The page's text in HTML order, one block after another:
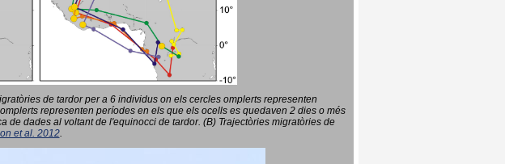
de tardor per a 6 individus on els cercles omplerts representen
representen períodes en els que els ocells es quedaven 2 dies o més
de dades al voltant de l'equinocci de tardor. (B) Trajectòries migratòries de
et al. 2012.